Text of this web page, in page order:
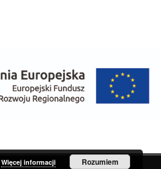
Więcej informacji Rozumiem